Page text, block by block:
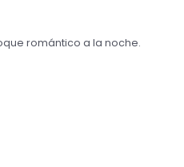
romántico a la noche.